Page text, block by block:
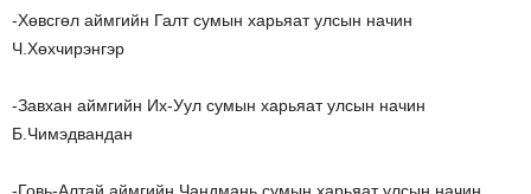
-Хөвсгөл аймгийн Галт сумын харьяат улсын начин
Ч.Хөхчирэнгэр
-Завхан аймгийн Их-Уул сумын харьяат улсын начин
Б.Чимэдвандан